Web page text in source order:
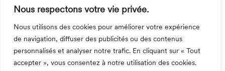
Nous respectons votre vie privée.
Nous utilisons des cookies pour améliorer votre expérience
de navigation, diffuser des publicités ou des contenus
personnalisés et analyser notre trafic. En cliquant sur « Tout
accepter », vous consentez à notre utilisation des cookies.
Politique de confidentialité
Politique cookies
Code et canal éthique
Contact
©2026 Aula Escola Europea